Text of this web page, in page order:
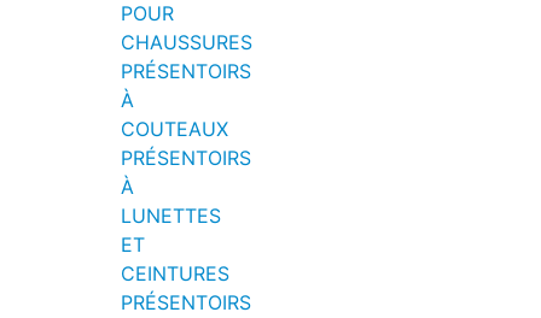
POUR
CHAUSSURES
PRÉSENTOIRS
À
COUTEAUX
PRÉSENTOIRS
À
LUNETTES
ET
CEINTURES
PRÉSENTOIRS